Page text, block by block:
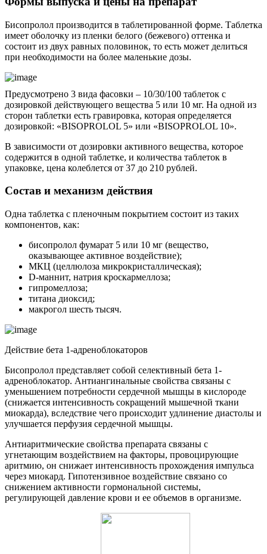
Бисопролол производится в таблетированной форме. Таблетка
имеет оболочку из пленки белого (бежевого) оттенка и
состоит из двух равных половинок, то есть может делиться
при необходимости на более маленькие дозы.
Предусмотрено 3 вида фасовки – 10/30/100 таблеток с
дозировкой действующего вещества 5 или 10 мг. На одной из
сторон таблетки есть гравировка, которая определяется
дозировкой: «BISOPROLOL 5» или «BISOPROLOL 10».
В зависимости от дозировки активного вещества, которое
содержится в одной таблетке, и количества таблеток в
упаковке, цена колеблется от 37 до 210 рублей.
Состав и механизм действия
Одна таблетка с пленочным покрытием состоит из таких
компонентов, как:
бисопролол фумарат 5 или 10 мг (вещество,
оказывающее активное воздействие);
МКЦ (целлюлоза микрокристаллическая);
D-маннит, натрия кроскармеллоза;
гипромеллоза;
титана диоксид;
макрогол шесть тысяч.
Действие бета 1-адреноблокаторов
Бисопролол представляет собой селективный бета 1-
адреноблокатор. Антиангинальные свойства связаны с
уменьшением потребности сердечной мышцы в кислороде
(снижается интенсивность сокращений мышечной ткани
миокарда), вследствие чего происходит удлинение диастолы и
улучшается перфузия сердечной мышцы.
Антиаритмические свойства препарата связаны с
угнетающим воздействием на факторы, провоцирующие
аритмию, он снижает интенсивность прохождения импульса
через миокард. Гипотензивное воздействие связано со
снижением активности гормональной системы,
регулирующей давление крови и ее объемов в организме.